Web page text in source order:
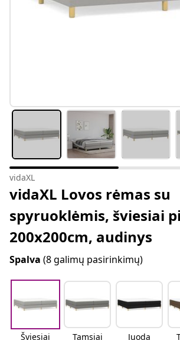
vidaXL
vidaXL Lovos rėmas su
spyruoklėmis, šviesiai
200x200cm, audinys
Spalva (8 galimų pasirinkimų)
Šviesiai
Tamsiai
Juoda